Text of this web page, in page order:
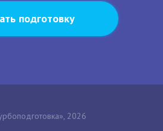
подготовку
2026